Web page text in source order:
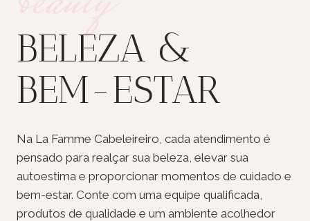
BELEZA &
BEM-ESTAR
Na La Famme Cabeleireiro, cada atendimento é
pensado para realçar sua beleza, elevar sua
autoestima e proporcionar momentos de cuidado e
bem-estar. Conte com uma equipe qualificada,
produtos de qualidade e um ambiente acolhedor